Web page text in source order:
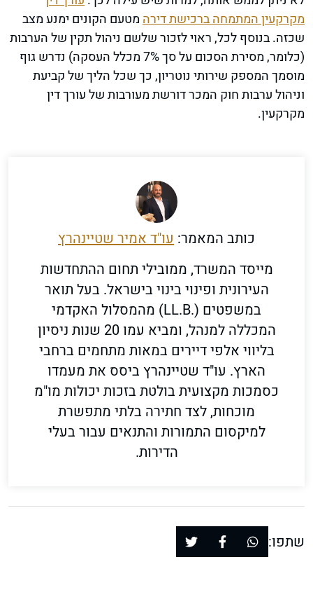
מקרקעין המתמחה ברכישת דירהמטעם הקונים ימנע מצב
שכזה. בנוסף לכל, ראוי לזכור שלשם ניהול תקין של הערבות
(כלומר, מסירת הסכום על סך 7% מכלל העסקה) נדרש גוף
מוסמך המספק שירותי נוטריון, כך שכל הליך של קביעת
וניהול ערבות חוק המכר דורשת מעורבות של עורך דין
מקרקעין.
כותב המאמר: עו"ד אמיר שטיינהרץ
מייסד המשרד, ממובילי תחום ההתחדשות
העירונית ופינוי בינוי בישראל. בעל תואר
במשפטים (.LL.B) מהמסלול האקדמי
המכללה למנהל, ומביא עמו 20 שנות ניסיון
בליווי אלפי דיירים במאות מתחמים ברחבי
הארץ. עו"ד שטיינהרץ ביסס את מעמדו
כסמכות מקצועית בולטת בזכות יכולות מו"מ
מוכחות, לצד חתירה בלתי מתפשרת
למיקסום התמורות והתנאים עבור בעלי
הדירות.
שתפו: